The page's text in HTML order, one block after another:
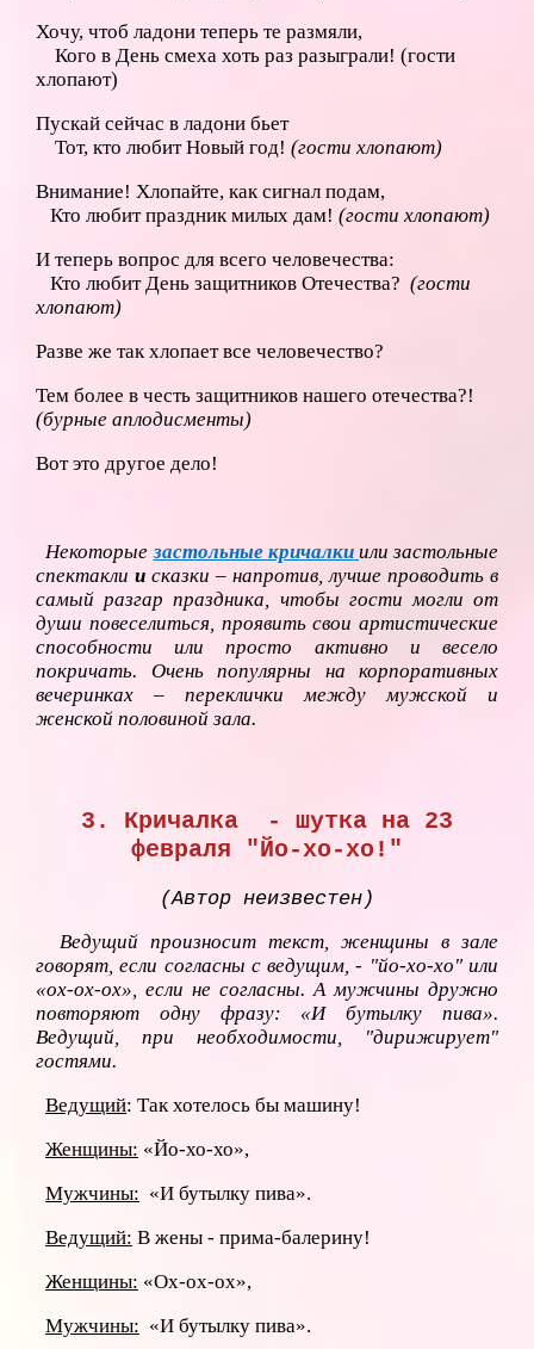
Хочу, чтоб ладони теперь те размяли,
Кого в День смеха хоть раз разыграли! (гости
хлопают)
Пускай сейчас в ладони бьет
Тот, кто любит Новый год! (гости хлопают)
Внимание! Хлопайте, как сигнал подам,
Кто любит праздник милых дам! (гости хлопают)
И теперь вопрос для всего человечества:
Кто любит День защитников Отечества? (гости
хлопают)
Разве же так хлопает все человечество?
Тем более в честь защитников нашего отечества?!
(бурные аплодисменты)
Вот это другое дело!
Некоторыезастольные кричалки или застольные
спектакли и сказки – напротив, лучше проводить в
самый разгар праздника, чтобы гости могли от
души повеселиться, проявить свои артистические
способности или просто активно и весело
покричать. Очень популярны на корпоративных
вечеринках – переклички между мужской и
женской половиной зала.
3. Кричалка - шутка на 23
февраля "Йо-хо-хо!"
(Автор неизвестен)
Ведущий произносит текст, женщины в зале
говорят, если согласны с ведущим, - "йо-хо-хо" или
«ох-ох-ох», если не согласны. А мужчины дружно
повторяют одну фразу: «И бутылку пива».
Ведущий, при необходимости, "дирижирует"
гостями.
Ведущий: Так хотелось бы машину!
Женщины: «Йо-хо-хо»,
Мужчины: «И бутылку пива».
Ведущий: В жены - прима-балерину!
Женщины: «Ох-ох-ох»,
Мужчины: «И бутылку пива».